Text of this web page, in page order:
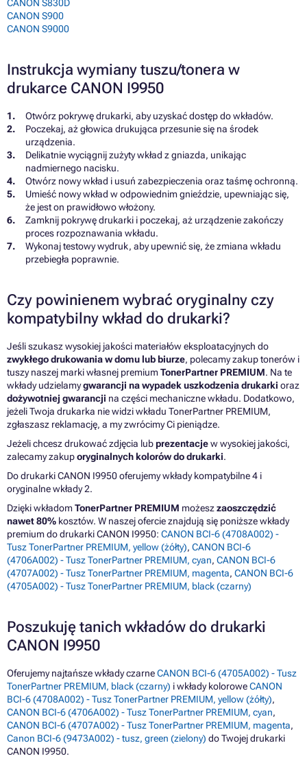
CANON S830D
CANON S900
CANON S9000
Instrukcja wymiany tuszu/tonera w
drukarce CANON I9950
Otwórz pokrywę drukarki, aby uzyskać dostęp do wkładów.
Poczekaj, aż głowica drukująca przesunie się na środek
urządzenia.
Delikatnie wyciągnij zużyty wkład z gniazda, unikając
nadmiernego nacisku.
Otwórz nowy wkład i usuń zabezpieczenia oraz taśmę ochronną.
Umieść nowy wkład w odpowiednim gnieździe, upewniając się,
że jest on prawidłowo włożony.
Zamknij pokrywę drukarki i poczekaj, aż urządzenie zakończy
proces rozpoznawania wkładu.
Wykonaj testowy wydruk, aby upewnić się, że zmiana wkładu
przebiegła poprawnie.
Czy powinienem wybrać oryginalny czy
kompatybilny wkład do drukarki?
Jeśli szukasz wysokiej jakości materiałów eksploatacyjnych do
zwykłego drukowania w domu lub biurze, polecamy zakup tonerów i
tuszy naszej marki własnej premiumTonerPartner PREMIUM. Na te
wkłady udzielamygwarancji na wypadek uszkodzenia drukarki oraz
dożywotniej gwarancji na części mechaniczne wkładu. Dodatkowo,
jeżeli Twoja drukarka nie widzi wkładu TonerPartner PREMIUM,
zgłaszasz reklamację, a my zwrócimy Ci pieniądze.
Jeżeli chcesz drukować zdjęcia lubprezentacjew wysokiej jakości,
zalecamy zakuporyginalnych kolorów do drukarki.
Do drukarki CANON I9950 oferujemy wkłady kompatybilne 4 i
oryginalne wkłady 2.
Dzięki wkładomTonerPartner PREMIUM możeszzaoszczędzić
nawet 80% kosztów. W naszej ofercie znajdują się poniższe wkłady
premium do drukarki CANON I9950: CANON BCI-6 (4708A002) -
Tusz TonerPartner PREMIUM, yellow (żółty), CANON BCI-6
(4706A002) - Tusz TonerPartner PREMIUM, cyan, CANON BCI-6
(4707A002) - Tusz TonerPartner PREMIUM, magenta, CANON BCI-6
(4705A002) - Tusz TonerPartner PREMIUM, black (czarny)
Poszukuję tanich wkładów do drukarki
CANON I9950
Oferujemy najtańsze wkłady czarneCANON BCI-6 (4705A002) - Tusz
TonerPartner PREMIUM, black (czarny) i wkłady koloroweCANON
BCI-6 (4708A002) - Tusz TonerPartner PREMIUM, yellow (żółty),
CANON BCI-6 (4706A002) - Tusz TonerPartner PREMIUM, cyan,
CANON BCI-6 (4707A002) - Tusz TonerPartner PREMIUM, magenta,
Canon BCI-6 (9473A002) - tusz, green (zielony) do Twojej drukarki
CANON I9950.